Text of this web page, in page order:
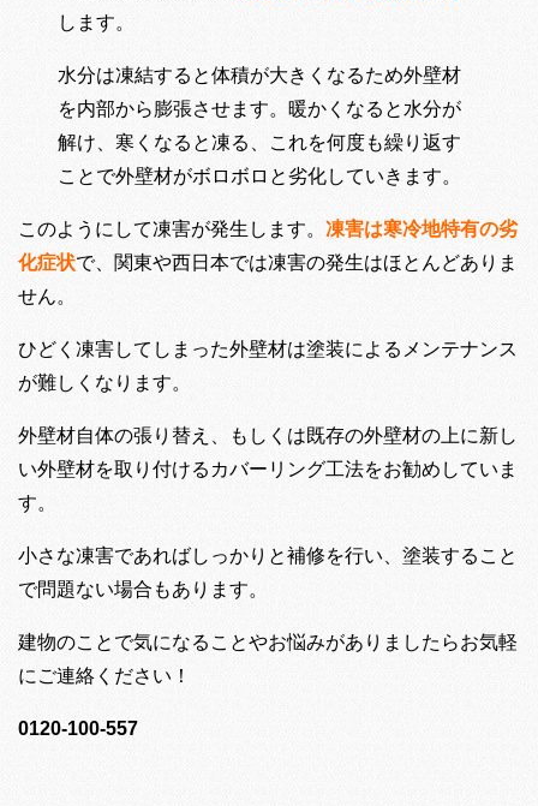
します。
水分は凍結すると体積が大きくなるため外壁材
を内部から膨張させます。暖かくなると水分が
解け、寒くなると凍る、これを何度も繰り返す
ことで外壁材がボロボロと劣化していきます。
このようにして凍害が発生します。 凍害は寒冷地特有の劣
化症状で、関東や西日本では凍害の発生はほとんどありま
せん。
ひどく凍害してしまった外壁材は塗装によるメンテナンス
が難しくなります。
外壁材自体の張り替え、もしくは既存の外壁材の上に新し
い外壁材を取り付けるカバーリング工法をお勧めしていま
す。
小さな凍害であればしっかりと補修を行い、塗装すること
で問題ない場合もあります。
建物のことで気になることやお悩みがありましたらお気軽
にご連絡ください！
0120-100-557